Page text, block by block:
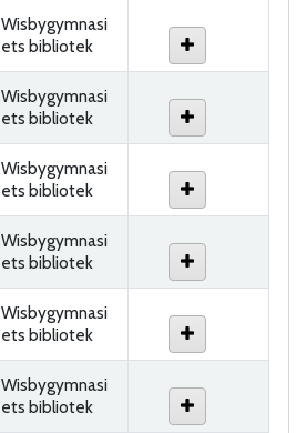
Wisbygymnasi
ets bibliotek
Wisbygymnasi
ets bibliotek
Wisbygymnasi
ets bibliotek
Wisbygymnasi
ets bibliotek
Wisbygymnasi
ets bibliotek
Wisbygymnasi
ets bibliotek